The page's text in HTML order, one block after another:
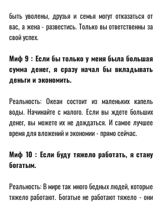
быть уволены, друзья и семья могут отказаться от
вас, а жена - развестись. Только вы ответственны за
свой успех.
Миф 9 : Если бы только у меня была большая
сумма денег, я сразу начал бы вкладывать
деньги и экономить.
Реальность: Океан состоит из маленьких капель
воды. Начинайте с малого. Если вы ждете больших
денег, вы можете их не дождаться. И самое лучшее
время для вложений и экономии - прямо сейчас.
Миф 10 : Если буду тяжело работать, я стану
богатым.
Реальность: В мире так много бедных людей, которые
тяжело работают. Богатые не работают тяжело - они